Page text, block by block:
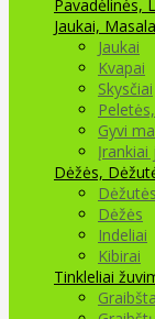
Pavadėlinės,
Jaukai,
Jaukai
Kvapai
Skysčiai
Gyvi
Įrankiai
Dėžės,
Dėžutės
Dėžės
Indeliai
Kibirai
Tinkleliai